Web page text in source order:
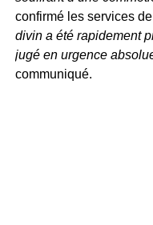
confirmé les services
divin a été rapidement
jugé en urgence
communiqué.